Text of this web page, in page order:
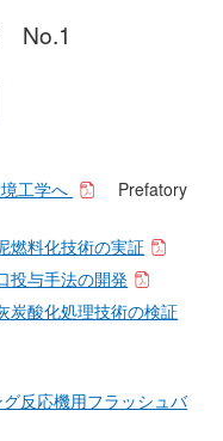
No.1
工学へ
Prefatory
燃料化技術の実証
投与手法の開発
炭酸化処理技術の検証
反応機用フラッシュバ